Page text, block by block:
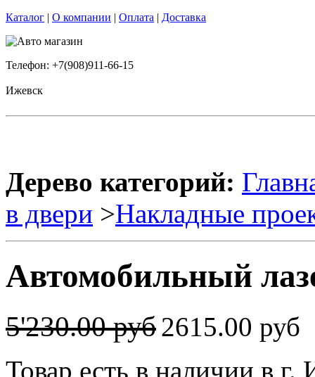
Каталог | О компании | Оплата | Доставка
Телефон: +7(908)911-66-15
Ижевск
Дерево категорий:
в двери >Накладные
Автомобильный
5'230.00 руб2615.00 руб
Товар есть в наличии в г.